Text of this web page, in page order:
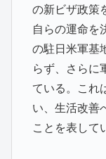
の新ビザ政策
自らの運命を
の駐日米軍基
らず、さらに
ている。これ
い、生活改善
ことを表して